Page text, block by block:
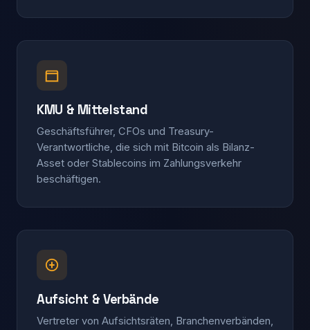
KMU & Mittelstand
Geschäftsführer, CFOs und Treasury-
Verantwortliche, die sich mit Bitcoin als Bilanz-
Asset oder Stablecoins im Zahlungsverkehr
beschäftigen.
Aufsicht & Verbände
Vertreter von Aufsichtsräten, Branchen­verbänden,